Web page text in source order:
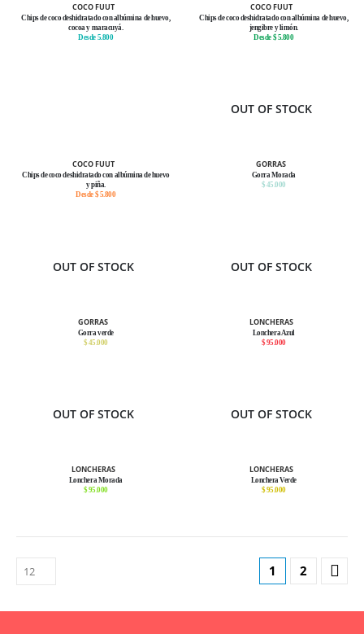
COCO FUUT
Chips de coco deshidratado con albúmina de huevo,
cocoa y maracuyá.
Desde 5.800
COCO FUUT
Chips de coco deshidratado con albúmina de huevo,
jengibre y limón.
Desde $ 5.800
COCO FUUT
Chips de coco deshidratado con albúmina de huevo
y piña.
Desde $ 5.800
OUT OF STOCK
GORRAS
Gorra Morada
$ 45.000
OUT OF STOCK
GORRAS
Gorra verde
$ 45.000
OUT OF STOCK
LONCHERAS
Lonchera Azul
$ 95.000
OUT OF STOCK
LONCHERAS
Lonchera Morada
$ 95.000
OUT OF STOCK
LONCHERAS
Lonchera Verde
$ 95.000
1 2